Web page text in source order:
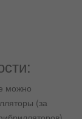
можно
(за